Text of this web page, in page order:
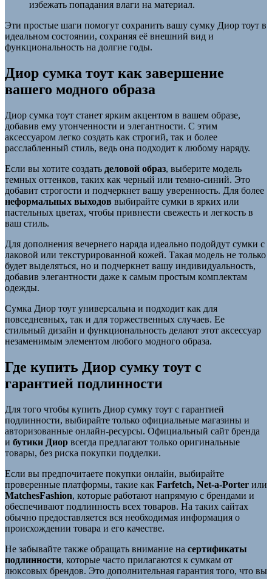
избежать попадания влаги на материал.
Эти простые шаги помогут сохранить вашу сумку Диор тоут в
идеальном состоянии, сохраняя её внешний вид и
функциональность на долгие годы.
Диор сумка тоут как завершение
вашего модного образа
Диор сумка тоут станет ярким акцентом в вашем образе,
добавив ему утонченности и элегантности. С этим
аксессуаром легко создать как строгий, так и более
расслабленный стиль, ведь она подходит к любому наряду.
Если вы хотите создать деловой образ, выберите модель
темных оттенков, таких как черный или темно-синий. Это
добавит строгости и подчеркнет вашу уверенность. Для более
неформальных выходов выбирайте сумки в ярких или
пастельных цветах, чтобы привнести свежесть и легкость в
ваш стиль.
Для дополнения вечернего наряда идеально подойдут сумки с
лаковой или текстурированной кожей. Такая модель не только
будет выделяться, но и подчеркнет вашу индивидуальность,
добавив элегантности даже к самым простым комплектам
одежды.
Сумка Диор тоут универсальна и подходит как для
повседневных, так и для торжественных случаев. Ее
стильный дизайн и функциональность делают этот аксессуар
незаменимым элементом любого модного образа.
Где купить Диор сумку тоут с
гарантией подлинности
Для того чтобы купить Диор сумку тоут с гарантией
подлинности, выбирайте только официальные магазины и
авторизованные онлайн-ресурсы. Официальный сайт бренда
и бутики Диор всегда предлагают только оригинальные
товары, без риска покупки подделки.
Если вы предпочитаете покупки онлайн, выбирайте
проверенные платформы, такие как Farfetch, Net-a-Porter или
MatchesFashion, которые работают напрямую с брендами и
обеспечивают подлинность всех товаров. На таких сайтах
обычно предоставляется вся необходимая информация о
происхождении товара и его качестве.
Не забывайте также обращать внимание на сертификаты
подлинности, которые часто прилагаются к сумкам от
люксовых брендов. Это дополнительная гарантия того, что вы